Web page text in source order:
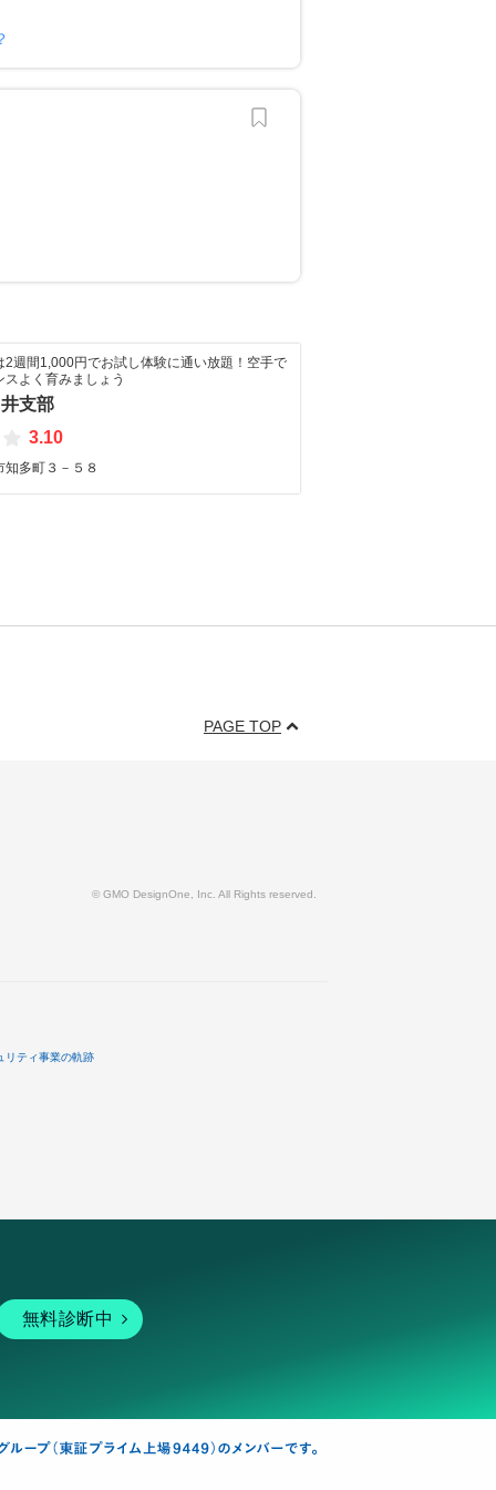
2週間1,000円でお試し体験に通い放題！空手で
よく育みましょう
支部
3.10
知多町３－５８
PAGE TOP
© GMO DesignOne, Inc. All Rights reserved.
リティ事業の軌跡
無料診断中